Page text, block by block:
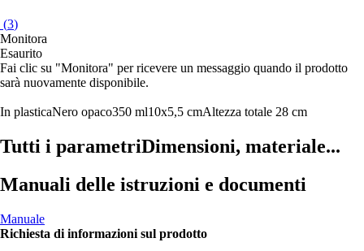
(3)
Monitora
Esaurito
Fai clic su "Monitora" per ricevere un messaggio quando il prodotto
sarà nuovamente disponibile.
In plasticaNero opaco350 ml10x5,5 cmAltezza totale 28 cm
Tutti i parametriDimensioni, materiale...
Manuali delle istruzioni e documenti
Manuale
Richiesta di informazioni sul prodotto